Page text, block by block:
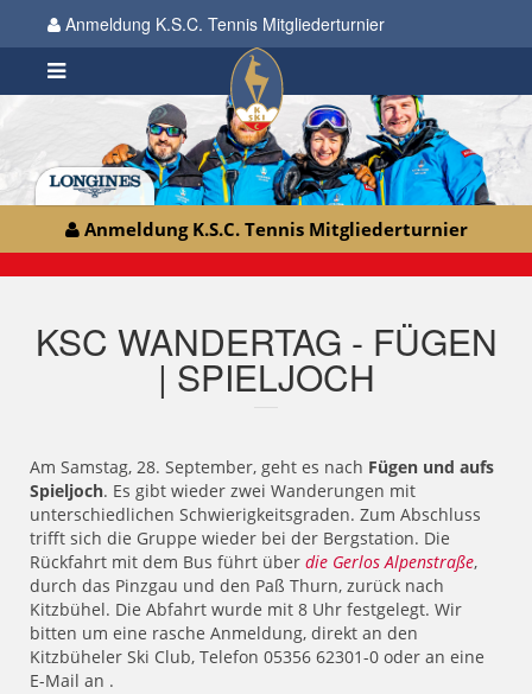
Anmeldung K.S.C. Tennis Mitgliederturnier
Anmeldung K.S.C. Tennis Mitgliederturnier
KSC WANDERTAG - FÜGEN
| SPIELJOCH
Am Samstag, 28. September, geht es nach Fügen und aufs
Spieljoch. Es gibt wieder zwei Wanderungen mit
unterschiedlichen Schwierigkeitsgraden. Zum Abschluss
trifft sich die Gruppe wieder bei der Bergstation. Die
Rückfahrt mit dem Bus führt über die Gerlos Alpenstraße,
durch das Pinzgau und den Paß Thurn, zurück nach
Kitzbühel. Die Abfahrt wurde mit 8 Uhr festgelegt. Wir
bitten um eine rasche Anmeldung, direkt an den
Kitzbüheler Ski Club, Telefon 05356 62301-0 oder an eine
E-Mail an .